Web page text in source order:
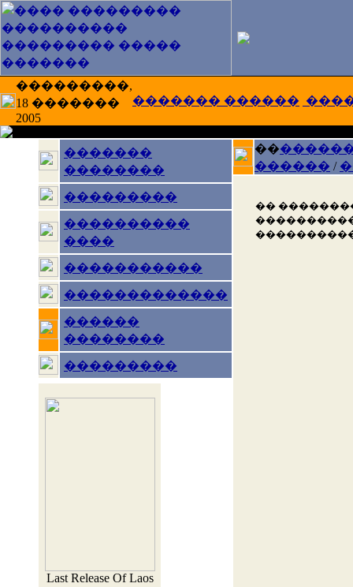
���������,
18 �������
2005
������� ������
�������
��������
���������
����������
����
�����������
�������������
������
��������
���������
Last Release Of Laos
��
������ /
��